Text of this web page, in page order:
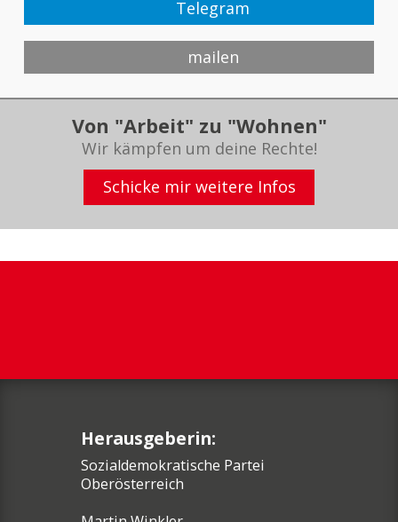
Telegram
mailen
Von "Arbeit" zu "Wohnen"
Wir kämpfen um deine Rechte!
Schicke mir weitere Infos
Herausgeberin:
Sozialdemokratische Partei
Oberösterreich